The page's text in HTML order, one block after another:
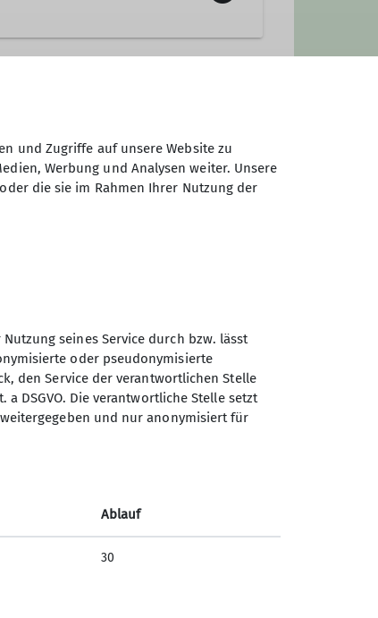
Sektion Ludwigsburg des
Deutschen Alpenvereins e.V.
Fuchshofstraße 66
und Zugriffe auf unsere Website zu
Werbung und Analysen weiter. Unsere
die sie im Rahmen Ihrer Nutzung der
seines Service durch bzw. lässt
oder pseudonymisierte
den Service der verantwortlichen Stelle
DSGVO. Die verantwortliche Stelle setzt
und nur anonymisiert für
Ablauf
30